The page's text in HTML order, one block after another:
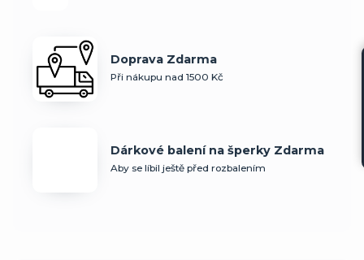
Doprava Zdarma
Při nákupu nad 1500 Kč
Dárkové balení na šperky Zdarma
Aby se líbil ještě před rozbalením